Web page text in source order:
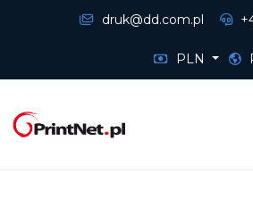
druk@dd.com.pl
PLN